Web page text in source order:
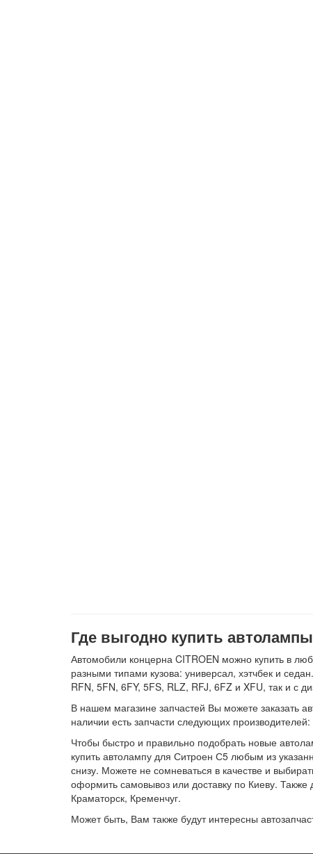
Где выгодно купить автолампы
Автомобили концерна CITROEN можно купить в
разными типами кузова: универсал, хэтчбек и
RFN, 5FN, 6FY, 5FS, RLZ, RFJ, 6FZ и XFU, так и с
В нашем магазине запчастей Вы можете
наличии есть запчасти следующих
Чтобы быстро и правильно подобрать новые
купить автолампу для Ситроен С5 любым из
снизу. Можете не сомневаться в качестве и
оформить самовывоз или доставку по Киеву.
Краматорск, Кременчуг.
Может быть, Вам также будут интересны